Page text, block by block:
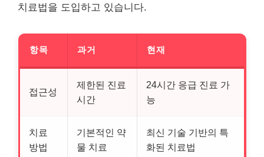
치료법을 도입하고 있습니다.
항목 과거 현재
접근성
제한된 진료
시간
24시간 응급 진료 가
능
치료
방법
기본적인 약
물 치료
최신 기술 기반의 특
화된 치료법